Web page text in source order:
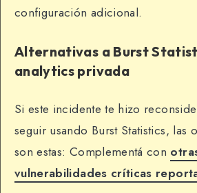
configuración adicional.
Alternativas a Burst
analytics privada
Si este incidente te hizo
seguir usando Burst Statistics, las
son estas: Complementá con
vulnerabilidades críticas